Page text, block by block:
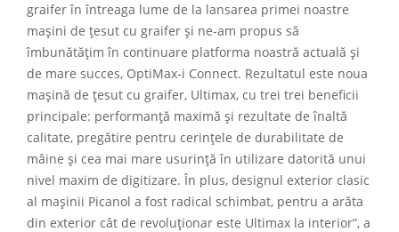
graifer în întreaga lume de la lansarea primei noastre
mașini de țesut cu graifer și ne-am propus să
îmbunătățim în continuare platforma noastră actuală și
de mare succes, OptiMax-i Connect. Rezultatul este noua
mașină de țesut cu graifer, Ultimax, cu trei trei beneficii
principale: performanță maximă și rezultate de înaltă
calitate, pregătire pentru cerințele de durabilitate de
mâine și cea mai mare usurință în utilizare datorită unui
nivel maxim de digitizare. În plus, designul exterior clasic
al mașinii Picanol a fost radical schimbat, pentru a arăta
din exterior cât de revoluționar este Ultimax la interior”, a